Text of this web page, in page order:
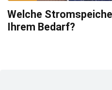
Welche
Ihrem Bedarf?